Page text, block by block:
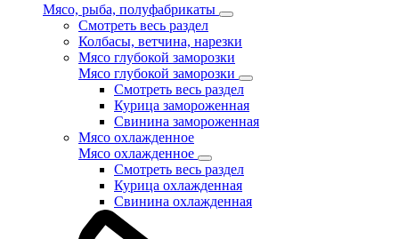
Мясо, рыба, полуфабрикаты
Смотреть весь раздел
Колбасы, ветчина, нарезки
Мясо глубокой заморозки
Мясо глубокой заморозки
Смотреть весь раздел
Курица замороженная
Свинина замороженная
Мясо охлажденное
Мясо охлажденное
Смотреть весь раздел
Курица охлажденная
Свинина охлажденная